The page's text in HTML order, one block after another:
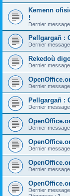
Kemenn
!
Dernier
Pellgargañ :
Dernier
Rekedoù
Dernier
Dernier
Pellgargañ :
Dernier
Dernier
Dernier
Dernier
Dernier